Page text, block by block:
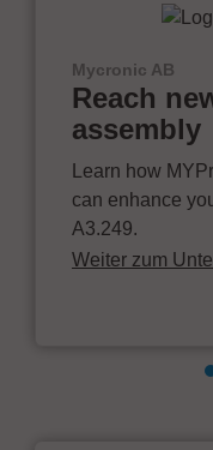
Mycronic AB
Reach
assembly
Learn how
can enhance
A3.249.
Weiter zum